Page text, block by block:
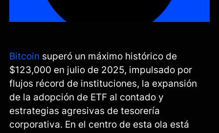
Bitcoin superó un máximo histórico de
$123,000 en julio de 2025, impulsado por
flujos récord de instituciones, la expansión
de la adopción de ETF al contado y
estrategias agresivas de tesorería
corporativa. En el centro de esta ola está